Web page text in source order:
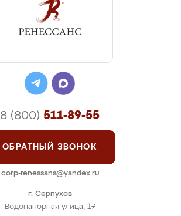
г. Серпухов
Водонапорная улица, 17
8 (800) 511-89-55
ОБРАТНЫЙ ЗВОНОК
corp-renessans@yandex.ru